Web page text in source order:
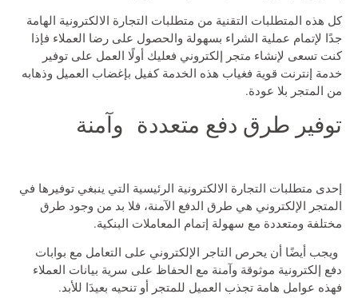
كل هذه المتطلبات التقنية من متطلبات التجارة الالكترونية الهامة
جدًا لإتمام عملية الشراء بسهولة والحصول على رضا العملاء فإذا
كنت تسعى لإنشاء متجر إلكتروني فعليك أولًا العمل على توفير
خدمة إنترنت قوية فغياب هذه الخدمة كفيل بإغضاب العميل وذهابه
من المتجر بلا عودة.
توفير طرق دفع متعددة وآمنة
إحدى متطلبات التجارة الالكترونية الرئيسية التي ينبغي توفيرها في
المتجر الإلكتروني هي طرق الدفع الآمنة، فلا بد من وجود طرق
مختلفة ومتعددة مع سهولة إتمام المعاملات البنكية.
ويجب أيضًا أن يحرص التاجر الإلكتروني على التعامل مع بوابات
دفع إلكترونية موثوقة وآمنة مع الحفاظ على سرية بيانات العملاء
فهذه عوامل هامة تجذب العميل للمتجر أو تنحيه بعيدَا للأبد.